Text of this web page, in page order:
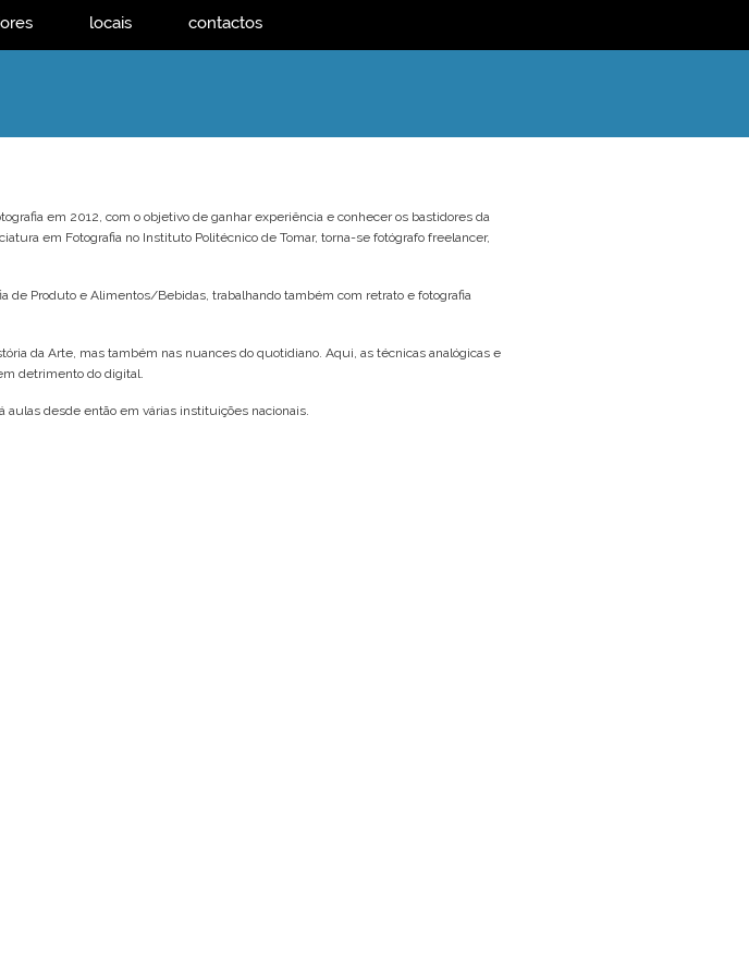
locais contactos
em 2012, com o objetivo de ganhar experiência e conhecer os bastidores da
em Fotografia no Instituto Politécnico de Tomar, torna-se fotógrafo freelancer,
de Produto e Alimentos/Bebidas, trabalhando também com retrato e fotografia
da Arte, mas também nas nuances do quotidiano. Aqui, as técnicas analógicas e
detrimento do digital.
aulas desde então em várias instituições nacionais.